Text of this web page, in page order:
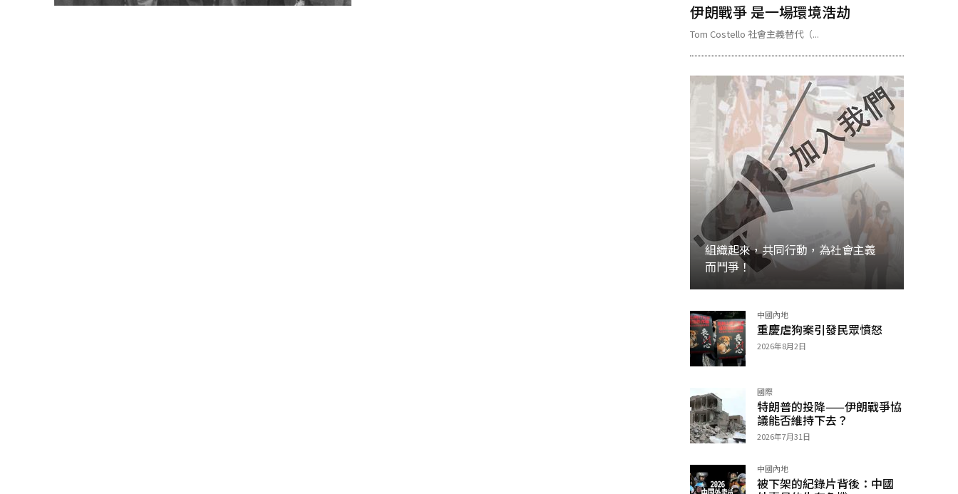
伊朗戰爭 是一場環境浩劫
Tom Costello 社會主義替代（...
組織起來，共同行動，為社會主義
而鬥爭！
加入 中國內地
重慶虐狗案引發民眾憤怒
2026年8月2日
國際
特朗普的投降——伊朗戰爭協
議能否維持下去？
2026年7月31日
中國內地
被下架的紀錄片背後：中國